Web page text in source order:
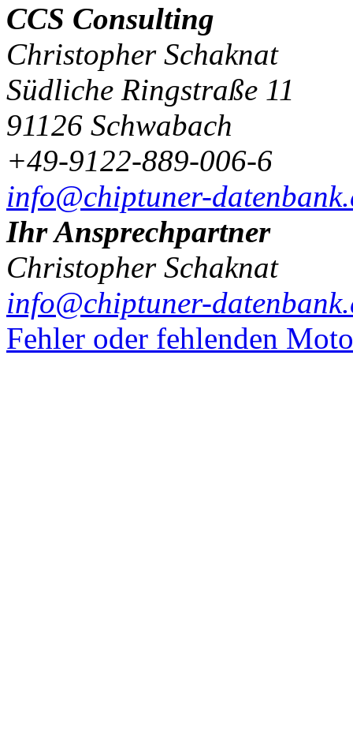
CCS Consulting
Christopher Schaknat
Südliche Ringstraße 11
91126 Schwabach
+49-9122-889-006-6
info@chiptuner-
Ihr Ansprechpartner
Christopher Schaknat
info@chiptuner-
Fehler oder fehlenden